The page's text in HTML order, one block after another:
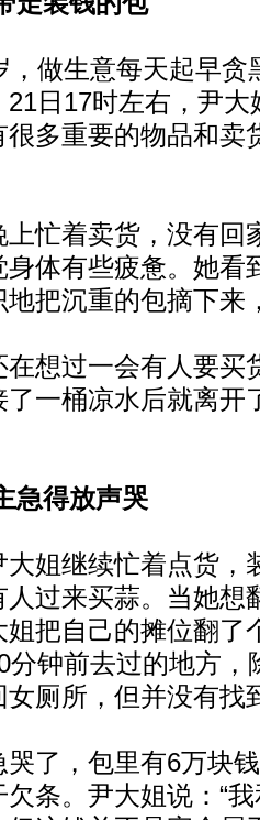
做生意每天起早贪
日17时左右，尹
多重要的物品和卖
着卖货，没有回
体有些疲惫。她看
把沉重的包摘下来
过一会有人要买
一桶凉水后就离开
急得放声哭
继续忙着点货，
人过来买蒜。当她想
把自己的摊位翻了
分钟前去过的地方，
厕所，但并没有找
，包里有6万块钱
条。尹大姐说：“